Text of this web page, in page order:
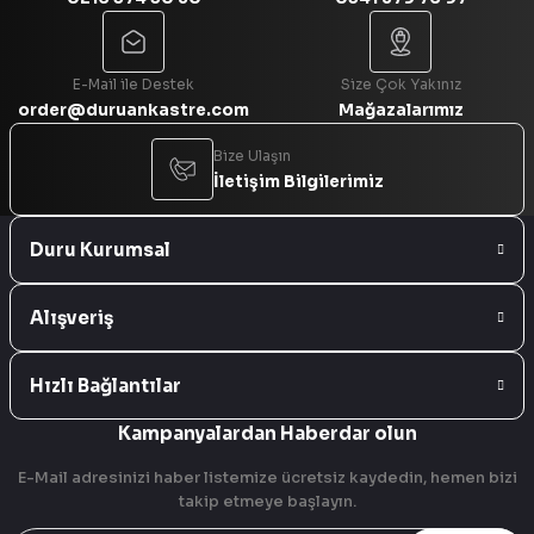
E-Mail ile Destek
order@duruankastre.com
Size Çok Yakınız
Mağazalarımız
Bize Ulaşın
İletişim Bilgilerimiz
Duru Kurumsal
Alışveriş
Hızlı Bağlantılar
Kampanyalardan Haberdar olun
E-Mail adresinizi haber listemize ücretsiz kaydedin, hemen bizi
takip etmeye başlayın.